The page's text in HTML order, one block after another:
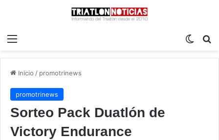
Inicio / promotrinews
promotrinews
Sorteo Pack Duatlón de
Victory Endurance